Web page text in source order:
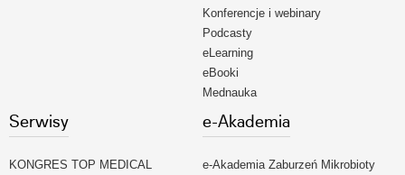
Konferencje i webinary
Podcasty
eLearning
eBooki
Mednauka
Serwisy
KONGRES TOP MEDICAL
e-Akademia
e-Akademia Zaburzeń Mikrobioty